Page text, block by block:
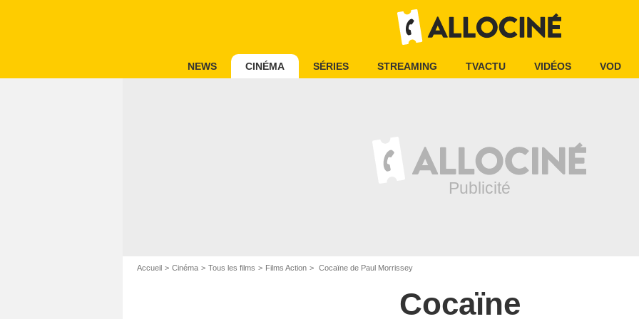
NEWS CINÉMA SÉRIES STREAMING TVACTU VIDÉOS VOD
Accueil Cinéma Tous les films Films Action Cocaïne de Paul Morrissey
Cocaïne